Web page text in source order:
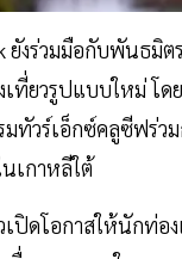
ยังร่วมมือกับพันธมิ
ที่ยวรูปแบบใหม่ โด
ทัวร์เอ็กซ์คลูซีฟร่ว
เกาหลีใต้
ปิดโอกาสให้นักท่อง